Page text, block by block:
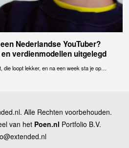
Nederlandse YouTuber?
verdienmodellen uitgelegd
die loopt lekker, en na een week sta je op…
Alle Rechten voorbehouden.
van het Poen.nl Portfolio B.V.